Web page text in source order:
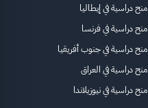
منح دراسية في إيطاليا
منح دراسية في فرنسا
منح دراسية في جنوب أفريقيا
منح دراسية في العراق
منح دراسية في نيوزيلاندا